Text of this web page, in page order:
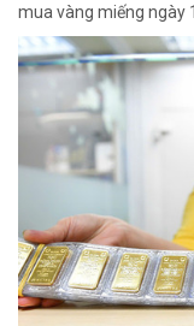
mua vàng miếng ngày